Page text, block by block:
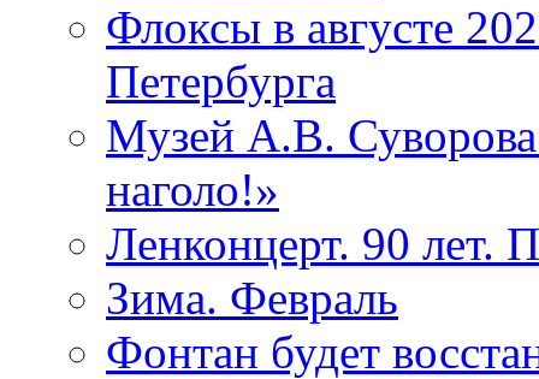
Флоксы в августе
Петербурга
Музей А.В.
наголо!»
Ленконцерт. 90 лет.
Зима. Февраль
Фонтан будет